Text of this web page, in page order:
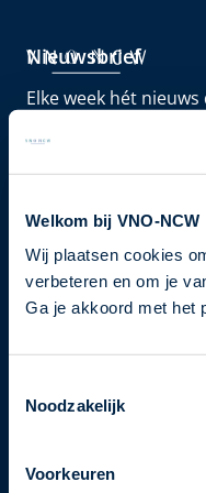
Welkom bij VNO-NCW
Wij plaatsen cookies
verbeteren en om je
Ga je akkoord met het
Noodzakelijk
Voorkeuren
Nieuwsbrief
Elke week hét
je nu in voor de
Schrijf je in
Direct naar
Ons verhaal
Bezuidenhoutseweg 12
T+31 70 349 03 49